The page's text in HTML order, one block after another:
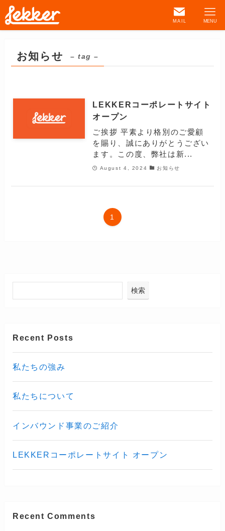
MAIL MENU
お知らせ – tag –
LEKKERコーポレートサイト
オープン
ご挨拶 平素より格別のご愛顧
を賜り、誠にありがとうござい
ます。この度、弊社は新...
August 4, 2024 お知らせ
1
検索
Recent Posts
私たちの強み
私たちについて
インバウンド事業のご紹介
LEKKERコーポレートサイト オープン
Recent Comments